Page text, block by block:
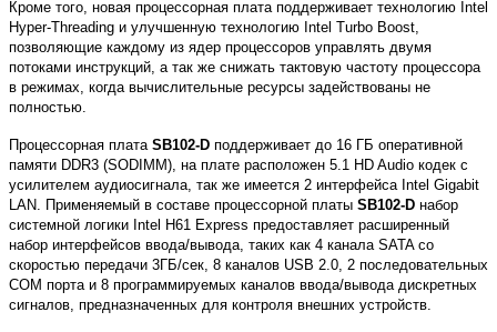
Кроме того, новая процессорная плата поддерживает технологию Intel
Hyper-Threading и улучшенную технологию Intel Turbo Boost,
позволяющие каждому из ядер процессоров управлять двумя
потоками инструкций, а так же снижать тактовую частоту процессора
в режимах, когда вычислительные ресурсы задействованы не
полностью.
Процессорная плата SB102-D поддерживает до 16 ГБ оперативной
памяти DDR3 (SODIMM), на плате расположен 5.1 HD Audio кодек с
усилителем аудиосигнала, так же имеется 2 интерфейса Intel Gigabit
LAN. Применяемый в составе процессорной платы SB102-D набор
системной логики Intel H61 Express предоставляет расширенный
набор интерфейсов ввода/вывода, таких как 4 канала SATA со
скоростью передачи 3ГБ/сек, 8 каналов USB 2.0, 2 последовательных
COM порта и 8 программируемых каналов ввода/вывода дискретных
сигналов, предназначенных для контроля внешних устройств.